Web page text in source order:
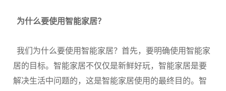
为什么要使用智能家居？
我们为什么要使用智能家居？首先，要明确使用智能家
居的目标。智能家居不仅仅是新鲜好玩，智能家居是要
解决生活中问题的，这是智能家居使用的最终目的。智